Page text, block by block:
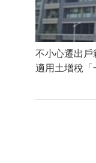
不小心遷出
適用土增稅「